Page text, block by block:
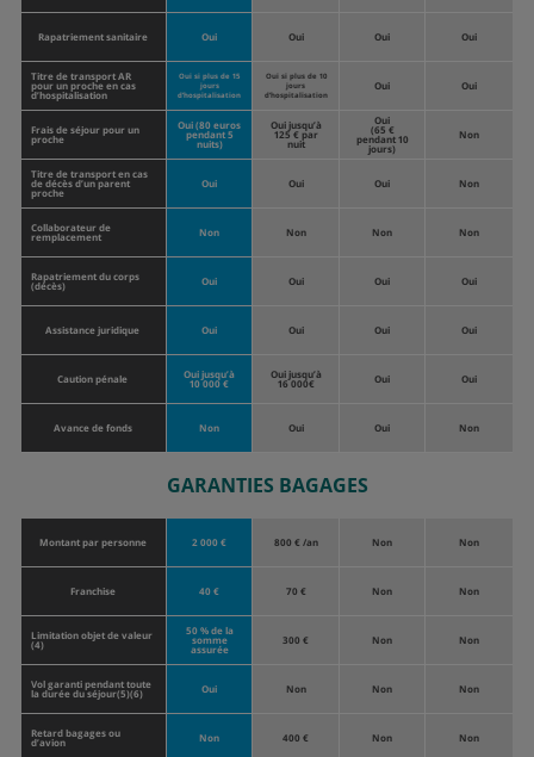
Rapatriement sanitaire Oui Oui Oui Oui
Titre de transport AR
pour un proche en cas
d’hospitalisation
Oui si plus de 15
jours
d’hospitalisation
Oui si plus de 10
jours
d’hospitalisation
Oui Oui
Frais de séjour pour un
proche
Oui (80 euros
pendant 5
nuits)
Oui jusqu’à
125 € par
nuit
Oui
(65 €
pendant 10
jours)
Non
Titre de transport en cas
de décès d’un parent
proche
Oui Oui Oui Non
Collaborateur de
remplacement Non Non Non Non
Rapatriement du corps
(décès) Oui Oui Oui Oui
Assistance juridique Oui Oui Oui Oui
Caution pénale Oui jusqu’à
10 000 €
Oui jusqu’à
16 000€ Oui Oui
Avance de fonds Non Oui Oui Non
GARANTIES BAGAGES
Montant par personne 2 000 € 800 € /an Non Non
Franchise 40 € 70 € Non Non
Limitation objet de valeur
(4)
50 % de la
somme
assurée
300 € Non Non
Vol garanti pendant toute
la durée du séjour(5)(6) Oui Non Non Non
Retard bagages ou
d’avion Non 400 € Non Non